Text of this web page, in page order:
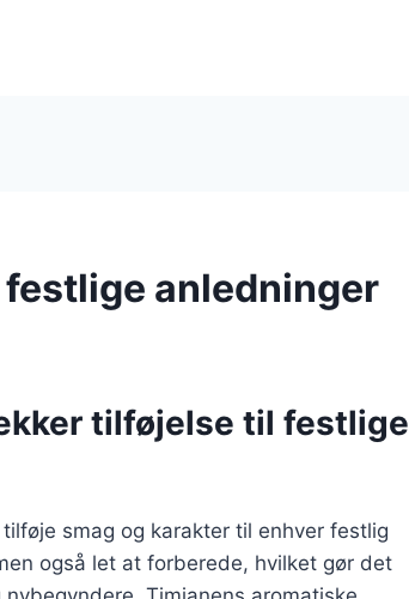
anledninger
tilføjelse til festlige
smag og karakter til enhver festlig
også let at forberede, hvilket gør det